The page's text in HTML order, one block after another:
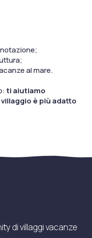
al mare.
ti aiutiamo
è più adatto
di villaggi vacanze